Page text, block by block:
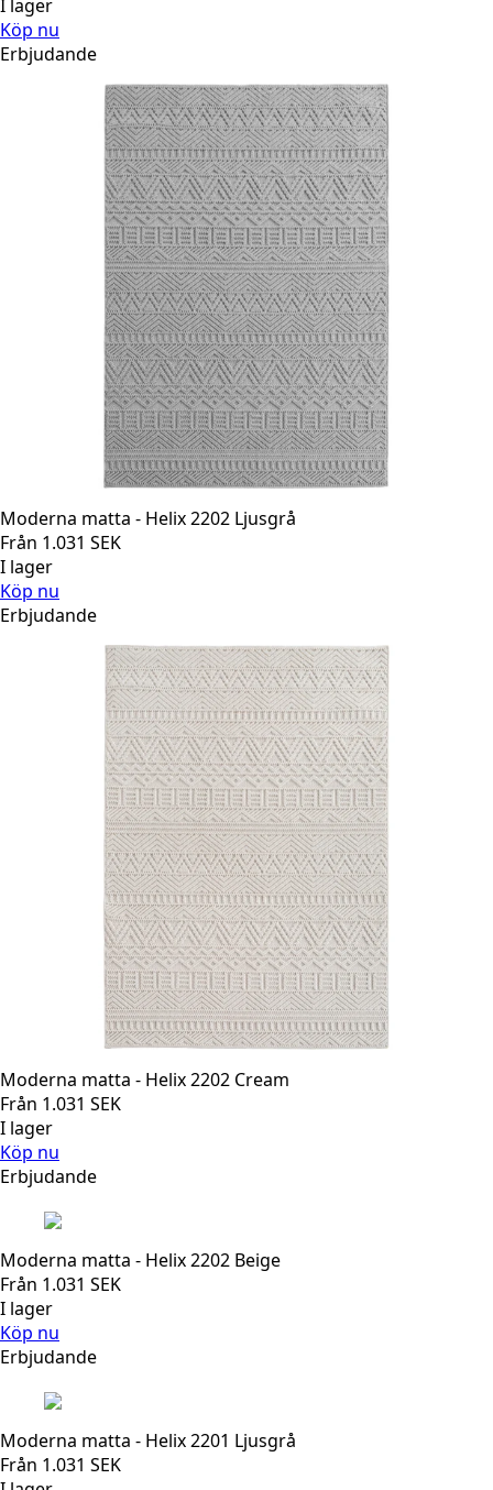
I lager
Köp nu
Erbjudande
Moderna matta - Helix 2202 Ljusgrå
Från 1.031 SEK
I lager
Köp nu
Erbjudande
Moderna matta - Helix 2202 Cream
Från 1.031 SEK
I lager
Köp nu
Erbjudande
Moderna matta - Helix 2202 Beige
Från 1.031 SEK
I lager
Köp nu
Erbjudande
Moderna matta - Helix 2201 Ljusgrå
Från 1.031 SEK